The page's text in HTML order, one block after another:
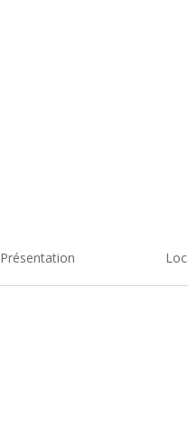
Présentation